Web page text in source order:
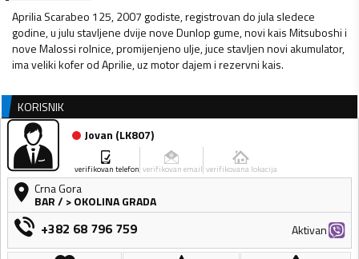
Aprilia Scarabeo 125, 2007 godiste, registrovan do jula sledece
godine, u julu stavljene dvije nove Dunlop gume, novi kais Mitsuboshi i
nove Malossi rolnice, promijenjeno ulje, juce stavljen novi akumulator,
ima veliki kofer od Aprilie, uz motor dajem i rezervni kais.
KORISNIK
Jovan (LK807)
verifikovan telefon verifikovan email verifikovana lokacija
Crna Gora
BAR/ > OKOLINA GRADA
+382 68 796 759 Aktivan